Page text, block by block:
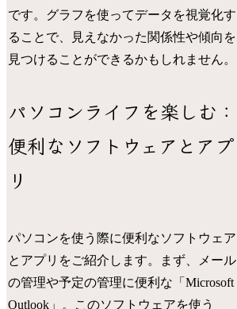
です。グラフを使ってデータを視覚化す
ることで、見えなかった関係性や傾向を
見つけることができるかもしれません。
パソコンライフを楽しむ：
便利なソフトウェアとアプ
リ
パソコンを使う際に便利なソフトウェア
とアプリをご紹介します。まず、メール
の管理や予定の管理に便利な「Microsoft
Outlook」。このソフトウェアを使う